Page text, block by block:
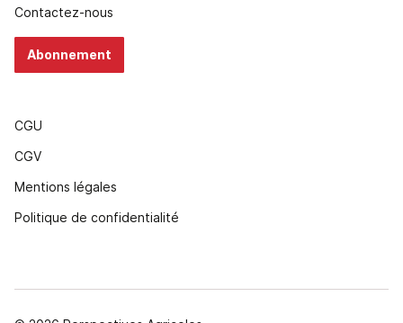
Contactez-nous
Abonnement
CGU
CGV
Mentions légales
Politique de confidentialité